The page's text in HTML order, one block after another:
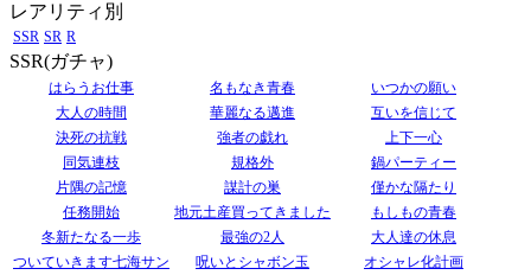
レアリティ別
SSR SR R
SSR(ガチャ)
はらうお仕事 名もなき青春
いつかの願い
大人の時間
華麗なる邁進
互いを信じて
決死の抗戦
強者の戯れ
上下一心
同気連枝
規格外
鍋パーティー
片隅の記憶
謀計の巣
僅かな隔たり
任務開始
地元土産買ってきました
もしもの青春
冬新たなる一歩
最強の2人
大人達の休息
ついていきます七海サン
呪いとシャボン玉
オシャレ化計画